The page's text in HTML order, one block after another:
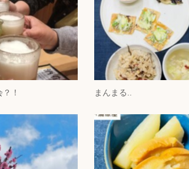
！ まんまる..